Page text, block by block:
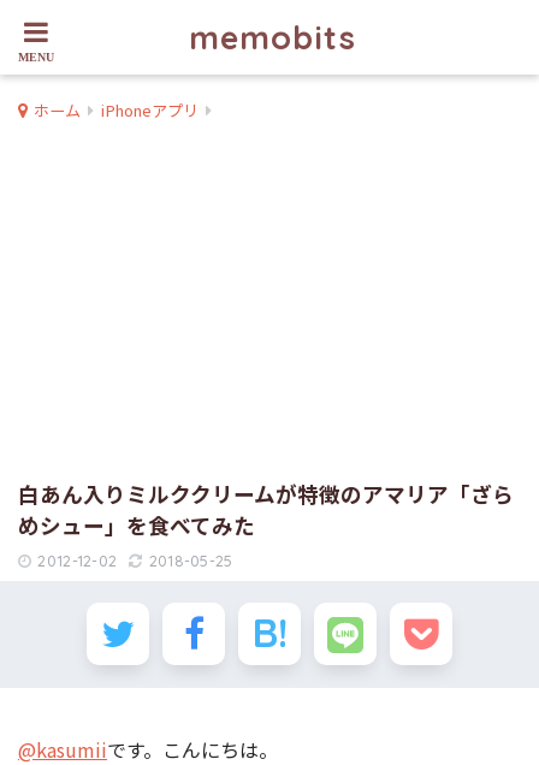
memobits
ホーム iPhoneアプリ
白あん入りミルククリームが特徴のアマリア「ざら
めシュー」を食べてみた
2012-12-02 2018-05-25
@kasumiiです。こんにちは。